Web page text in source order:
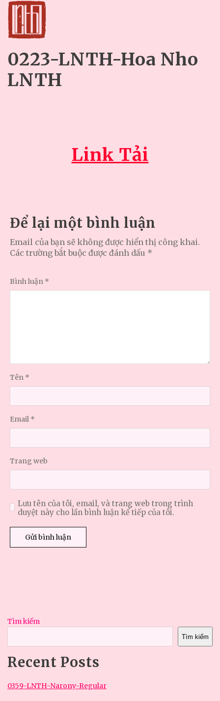
0223-LNTH-Hoa Nho
LNTH
Link Tải
Để lại một bình luận
Email của bạn sẽ không được hiển thị công khai.
Các trường bắt buộc được đánh dấu *
Bình luận *
Tên *
Email *
Trang web
Lưu tên của tôi, email, và trang web trong trình
duyệt này cho lần bình luận kế tiếp của tôi.
Tìm kiếm
Tìm kiếm
Recent Posts
0359-LNTH-Narony-Regular